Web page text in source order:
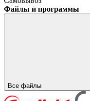
Файлы и программы
Все файлы